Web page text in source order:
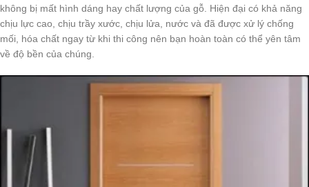
không bị mất hình dáng hay chất lượng của gỗ. Hiện đại có khả năng
chịu lực cao, chịu trầy xước, chịu lửa, nước và đã được xử lý chống
mối, hóa chất ngay từ khi thi công nên bạn hoàn toàn có thể yên tâm
về độ bền của chúng.